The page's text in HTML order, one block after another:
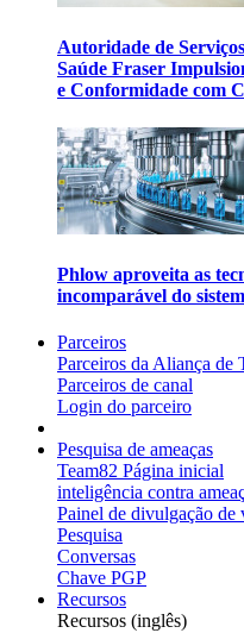
Autoridade de
Saúde Fraser
e Conformidade com
Phlow aproveita as
incomparável do
Parceiros
Parceiros da Aliança de
Parceiros de canal
Login do parceiro
Pesquisa de ameaças
Team82 Página inicial
inteligência contra
Painel de divulgação de
Pesquisa
Conversas
Chave PGP
Recursos
Recursos (inglês)